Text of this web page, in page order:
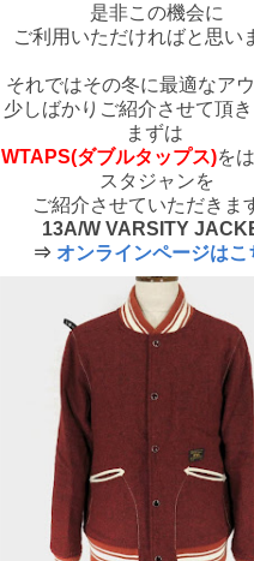
是非この機会に
ご利用いただければと思い
それではその冬に最適なア
少しばかりご紹介させて頂き
まずは
WTAPS(ダブルタップス)を
スタジャンを
ご紹介させていただきま
13A/W VARSITY
⇒ オンラインページはこ